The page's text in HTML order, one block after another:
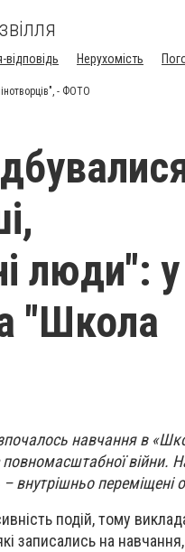
відповідь Нерухомість
- ФОТО
люди": у
"Школа
навчання в
війни.
внутрішньо переміщені
подій, тому
записались на навчання,